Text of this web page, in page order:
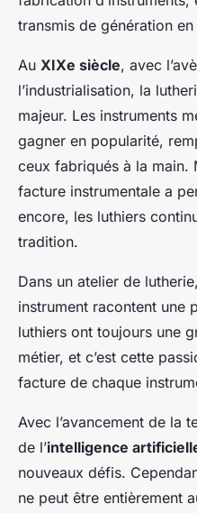
transmis de génération
Au XIXe siècle, avec
l’industrialisation, la
majeur. Les instruments
gagner en popularité,
ceux fabriqués à la main.
facture instrumentale a
encore, les luthiers
tradition.
Dans un atelier de
instrument racontent une
luthiers ont toujours une
métier, et c’est cette
facture de chaque
Avec l’avancement de la
de l’intelligence
nouveaux défis.
ne peut être entièrement